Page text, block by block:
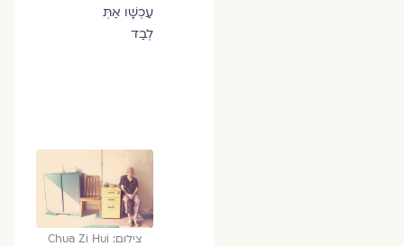
עַכְשָׁו אַתְּ
לְבַד
צילום: Chua Zi Hui